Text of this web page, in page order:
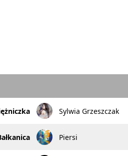
Sylwia Grzeszczak
Piersi